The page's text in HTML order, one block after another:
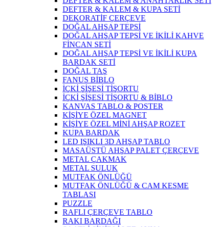
DEFTER & KALEM & KUPA SETİ
DEKORATİF ÇERÇEVE
DOĞAL AHŞAP TEPSİ
DOĞAL AHŞAP TEPSİ VE İKİLİ KAHVE
FİNCAN SETİ
DOĞAL AHŞAP TEPSİ VE İKİLİ KUPA
BARDAK SETİ
DOĞAL TAŞ
FANUS BİBLO
İÇKİ ŞİŞESİ TİŞORTU
İÇKİ ŞİŞESİ TİŞORTU & BİBLO
KANVAS TABLO & POSTER
KİŞİYE ÖZEL MAGNET
KİŞİYE ÖZEL MİNİ AHŞAP ROZET
KUPA BARDAK
LED IŞIKLI 3D AHŞAP TABLO
MASAÜSTÜ AHŞAP PALET ÇERÇEVE
METAL ÇAKMAK
METAL SULUK
MUTFAK ÖNLÜĞÜ
MUTFAK ÖNLÜĞÜ & CAM KESME
TABLASI
PUZZLE
RAFLI ÇERÇEVE TABLO
RAKI BARDAĞI